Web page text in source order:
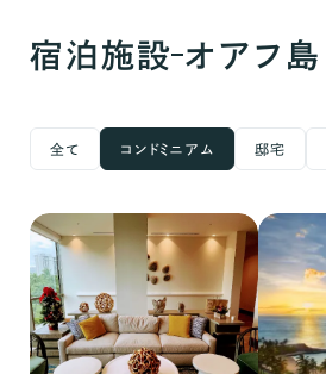
宿泊施設 オアフ島
全て コンドミニアム 邸宅